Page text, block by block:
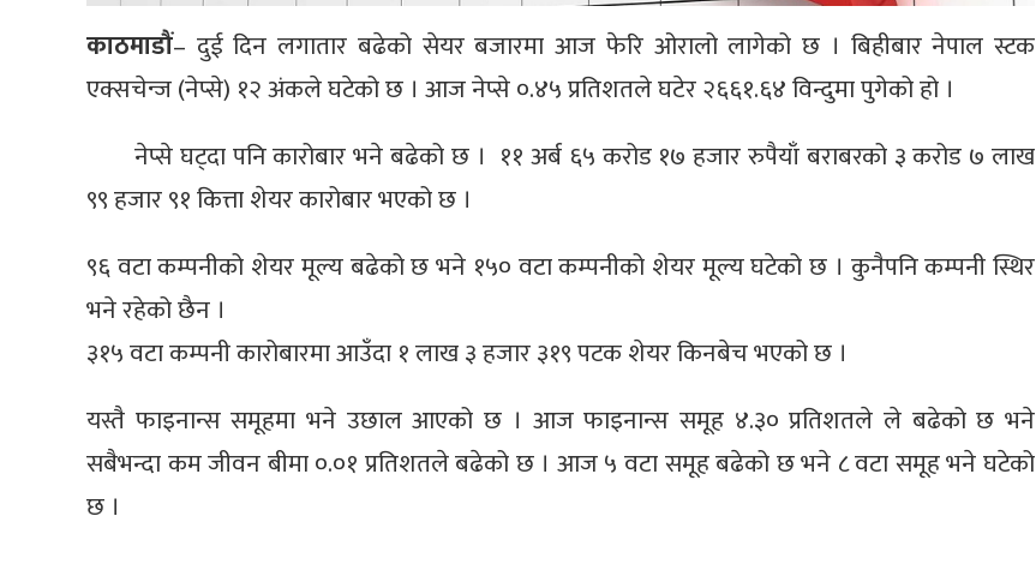
काठमाडौं– दुई दिन लगातार बढेको सेयर बजारमा आज फेरि ओरालो लागेको छ । बिहीबार नेपाल स्टक
एक्सचेन्ज (नेप्से) १२ अंकले घटेको छ । आज नेप्से ०.४५ प्रतिशतले घटेर २६६१.६४ विन्दुमा पुगेको हो ।
नेप्से घट्दा पनि कारोबार भने बढेको छ । ११ अर्ब ६५ करोड १७ हजार रुपैयाँ बराबरको ३ करोड ७ लाख
९९ हजार ९१ कित्ता शेयर कारोबार भएको छ ।
९६ वटा कम्पनीको शेयर मूल्य बढेको छ भने १५० वटा कम्पनीको शेयर मूल्य घटेको छ । कुनैपनि कम्पनी स्थिर
भने रहेको छैन ।
३१५ वटा कम्पनी कारोबारमा आउँदा १ लाख ३ हजार ३१९ पटक शेयर किनबेच भएको छ ।
यस्तै फाइनान्स समूहमा भने उछाल आएको छ । आज फाइनान्स समूह ४.३० प्रतिशतले ले बढेको छ भने
सबैभन्दा कम जीवन बीमा ०.०१ प्रतिशतले बढेको छ । आज ५ वटा समूह बढेको छ भने ८ वटा समूह भने घटेको
छ ।